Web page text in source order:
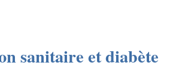
sanitaire et diabète